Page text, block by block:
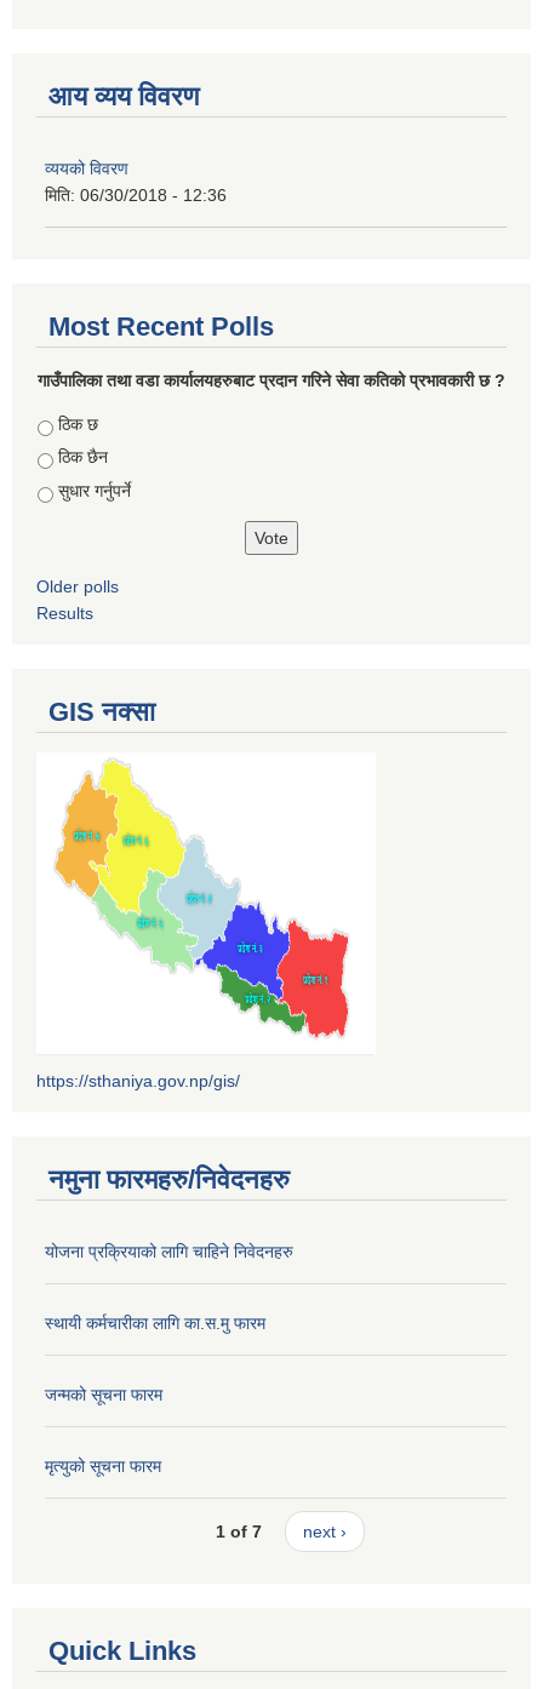
आय व्यय विवरण
व्ययको विवरण
मिति: 06/30/2018 - 12:36
Most Recent Polls
गाउँपालिका तथा वडा कार्यालयहरुबाट प्रदान गरिने सेवा कतिको प्रभावकारी छ ?
Choices
ठिक छ
ठिक छैन
सुधार गर्नुपर्ने
Older polls
Results
GIS नक्सा
https://sthaniya.gov.np/gis/
नमुना फारमहरु/निवेदनहरु
योजना प्रक्रियाको लागि चाहिने निवेदनहरु
स्थायी कर्मचारीका लागि का.स.मु फारम
जन्मको सूचना फारम
मृत्युको सूचना फारम
1 of 7 next ›
Quick Links